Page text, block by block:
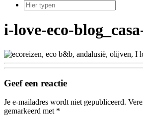
i-love-eco-
Geef een reactie
Je e-mailadres wordt niet gepubliceerd.
gemarkeerd met *